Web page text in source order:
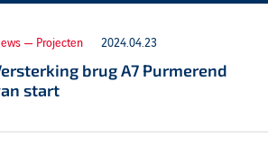
— Projecten 2024.04.23
brug A7 Purmerend
start